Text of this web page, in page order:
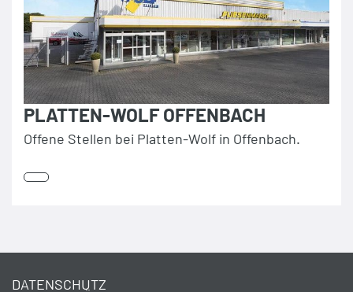
PLATTEN-WOLF OFFENBACH
Offene Stellen bei Platten-Wolf in Offenbach.
DATENSCHUTZ